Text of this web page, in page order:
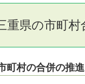
重県の市町村
町村の合併の推